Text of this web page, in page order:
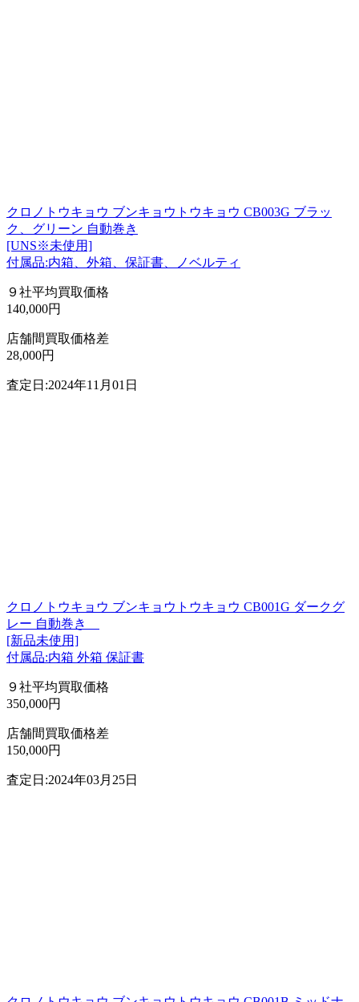
クロノトウキョウ ブンキョウトウキョウ CB003G ブラッ
ク、グリーン 自動巻き
[UNS※未使用]
付属品:内箱、外箱、保証書、ノベルティ
９社平均買取価格
140,000円
店舗間買取価格差
28,000円
査定日:2024年11月01日
クロノトウキョウ ブンキョウトウキョウ CB001G ダークグ
レー 自動巻き
[新品未使用]
付属品:内箱 外箱 保証書
９社平均買取価格
350,000円
店舗間買取価格差
150,000円
査定日:2024年03月25日